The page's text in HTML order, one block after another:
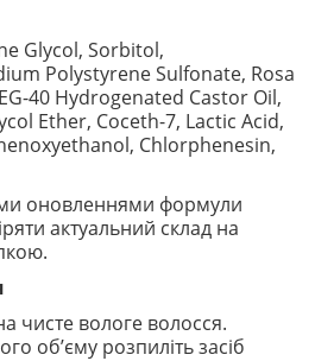
Glycol, Sorbitol,
Polystyrene Sulfonate, Rosa
40 Hydrogenated Castor Oil,
Ether, Coceth-7, Lactic Acid,
Chlorphenesin,
оновленнями формули
актуальний склад на
чисте вологе волосся.
об’єму розпиліть засіб